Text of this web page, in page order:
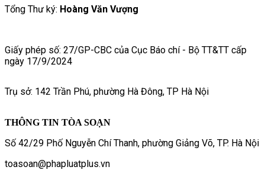
Tổng Thư ký: Hoàng Văn Vượng
Giấy phép số: 27/GP-CBC của Cục Báo chí - Bộ TT&TT cấp
ngày 17/9/2024
Trụ sở: 142 Trần Phú, phường Hà Đông, TP Hà Nội
THÔNG TIN TÒA SOẠN
Số 42/29 Phố Nguyễn Chí Thanh, phường Giảng Võ, TP. Hà Nội
toasoan@phapluatplus.vn